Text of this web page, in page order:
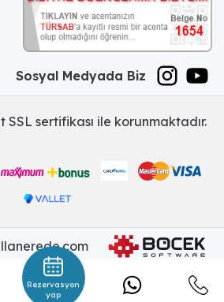
Sosyal Medyada Biz
SSL sertifikası ile korunmaktadır.
Rezervasyon
yap